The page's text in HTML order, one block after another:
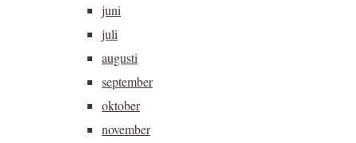
juni
juli
augusti
september
oktober
november